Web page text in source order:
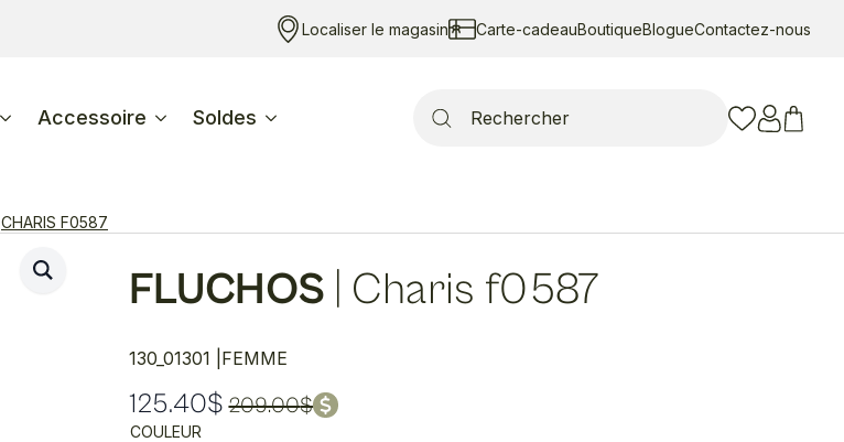
Localiser le magasin Carte-cadeauBoutiqueBlogueContactez-nous
Accessoire Soldes
for:
CHARIS F0587
FLUCHOS Charis f0587
130_01301 | FEMME
209.00$
Le
125.40$
Le
COULEUR